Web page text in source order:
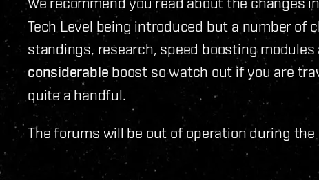
Tech Level being introduced but a number of
standings, research, speed boosting
considerable boost so watch out if you are
quite a handful.
The forums will be out of operation during the